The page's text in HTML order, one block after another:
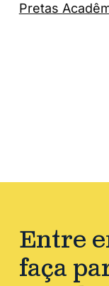
Pretas
Entre
faça